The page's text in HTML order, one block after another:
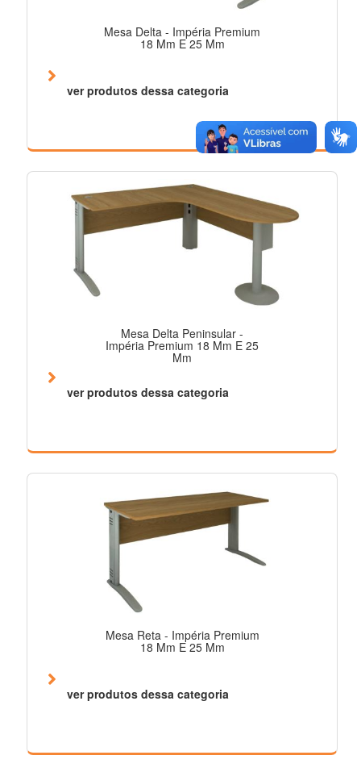
Mesa Delta - Impéria Premium
18 Mm E 25 Mm
ver produtos dessa categoria
Mesa Delta Peninsular -
Impéria Premium 18 Mm E 25
Mm
ver produtos dessa categoria
Mesa Reta - Impéria Premium
18 Mm E 25 Mm
ver produtos dessa categoria